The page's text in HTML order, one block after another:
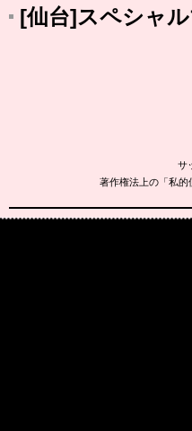
[仙台]スペシャ
サ
著作権法上の「私的